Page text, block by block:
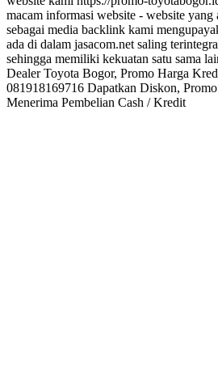
macam informasi website - website yang
sebagai media backlink kami
ada di dalam jasacom.net saling
sehingga memiliki kekuatan satu sama
Dealer Toyota Bogor, Promo Harga
081918169716 Dapatkan Diskon,
Menerima Pembelian Cash / Kredit